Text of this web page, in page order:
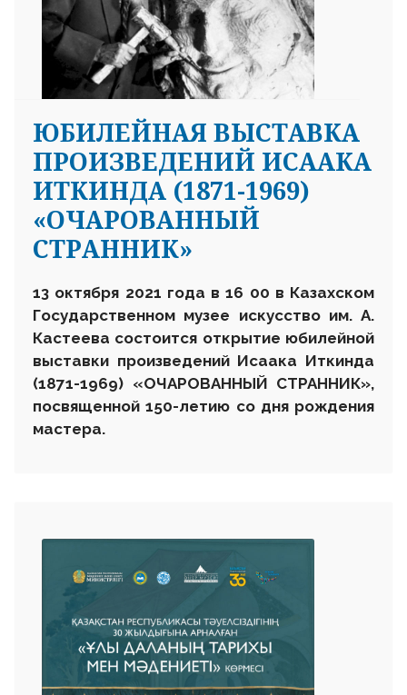
ЮБИЛЕЙНАЯ ВЫСТАВКА
ПРОИЗВЕДЕНИЙ ИСААКА
ИТКИНДА (1871-1969)
«ОЧАРОВАННЫЙ
СТРАННИК»
13 октября 2021 года в 16 00 в Казахском
Государственном музее искусство им. А.
Кастеева состоится открытие юбилейной
выставки произведений Исаака Иткинда
(1871-1969) «ОЧАРОВАННЫЙ СТРАННИК»,
посвященной 150-летию со дня рождения
мастера.